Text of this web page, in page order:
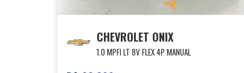
CHEVROLET ONIX
1.0 MPFI LT 8V FLEX 4P MANUAL